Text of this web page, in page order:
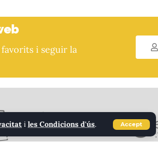
i les Condicions d'ús. Accept
i seguir la